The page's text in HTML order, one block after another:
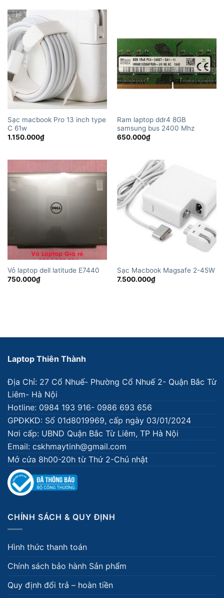
Sạc macbook Pro 13 inch type
C 61w
1.150.000₫
Ram laptop ddr4 8GB
samsung bus 2400 Mhz
650.000₫
Vỏ laptop dell latitude E7440
750.000₫
Sạc Macbook Magsafe 2-45W
7.500.000₫
Laptop Thiên Thành
Địa Chỉ: 27 Cổ Nhuế- Phường Cổ Nhuế 2- Quận Bắc Từ
Liêm- Hà Nội
Hotline: 0984 193 916- 0986 693 656
GPĐKKD: Số 01d8019969, cấp ngày 03/01/2024
Nơi cấp: UBND Quận Bắc Từ Liêm, TP Hà Nội
Email: cskhmaytinh@gmail.com
Mở cửa 8h00-20h từ Thứ 2-Chủ nhật
CHÍNH SÁCH & QUY ĐỊNH
Hình thức thanh toán
Chính sách bảo hành Sản phẩm
Quy định đổi trả – hoàn tiền